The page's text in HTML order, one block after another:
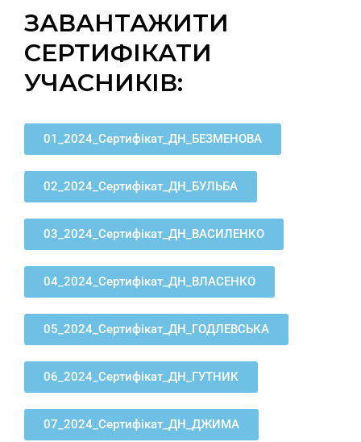
ЗАВАНТАЖИТИ
СЕРТИФІКАТИ
УЧАСНИКІВ:
01_2024_Сертифікат_ДН_БЕЗМЕНОВА
02_2024_Сертифікат_ДН_БУЛЬБА
03_2024_Сертифікат_ДН_ВАСИЛЕНКО
04_2024_Сертифікат_ДН_ВЛАСЕНКО
05_2024_Сертифікат_ДН_ГОДЛЕВСЬКА
06_2024_Сертифікат_ДН_ГУТНИК
07_2024_Сертифікат_ДН_ДЖИМА